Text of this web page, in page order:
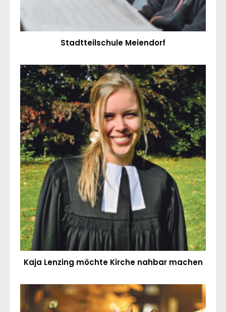
Stadtteilschule Meiendorf
Kaja Lenzing möchte Kirche nahbar machen